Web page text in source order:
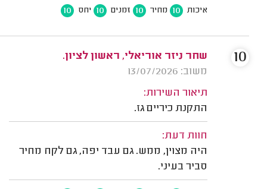
איכות 10 מחיר 10 זמנים 10 יחס 10
שחר ניזר אוריאלי, ראשון לציון.
משוב: 13/07/2026
תיאור השירות:
התקנת כיריים גז.
חוות דעת:
היה מצוין, ממש. גם עבד יפה, גם לקח מחיר
סביר בעיני.
10